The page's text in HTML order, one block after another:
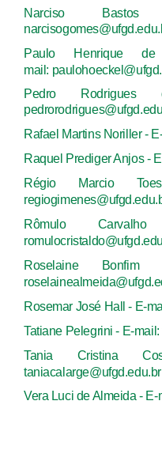
Narciso
Paulo Henrique de
mail:
Pedro
Rafael Martins Noriller -
Raquel Prediger Anjos -
Régio Marcio
Rômulo
Roselaine
Rosemar José Hall - E-
Tatiane Pelegrini - E-
Tania Cristina
taniacalarge@ufgd.edu.br
Vera Luci de Almeida -